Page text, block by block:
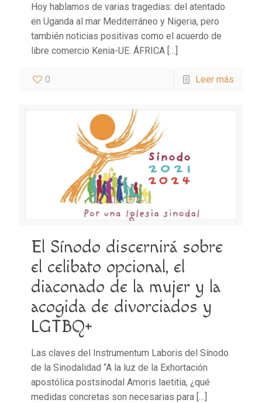
Hoy hablamos de varias tragedias: del atentado
en Uganda al mar Mediterráneo y Nigeria, pero
también noticias positivas como el acuerdo de
libre comercio Kenia-UE. ÁFRICA […]
0 Leer más
El Sínodo discernirá sobre
el celibato opcional, el
diaconado de la mujer y la
acogida de divorciados y
LGTBQ+
Las claves del Instrumentum Laboris del Sínodo
de la Sinodalidad “A la luz de la Exhortación
apostólica postsinodal Amoris laetitia, ¿qué
medidas concretas son necesarias para […]